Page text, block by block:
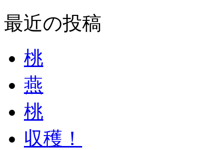
最近の投稿
桃
燕
桃
収穫！